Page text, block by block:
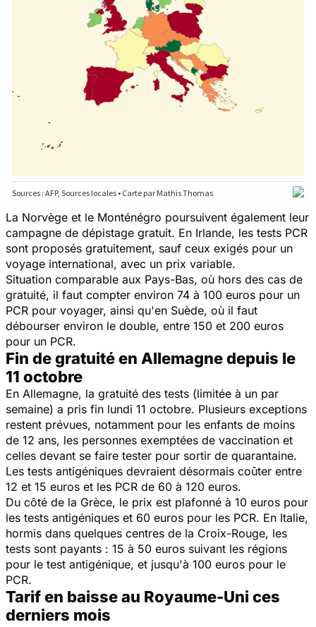
La Norvège et le Monténégro poursuivent également leur
campagne de dépistage gratuit. En Irlande, les tests PCR
sont proposés gratuitement, sauf ceux exigés pour un
voyage international, avec un prix variable.
Situation comparable aux Pays-Bas, où hors des cas de
gratuité, il faut compter environ 74 à 100 euros pour un
PCR pour voyager, ainsi qu'en Suède, où il faut
débourser environ le double, entre 150 et 200 euros
pour un PCR.
Fin de gratuité en Allemagne depuis le
11 octobre
En Allemagne, la gratuité des tests (limitée à un par
semaine) a pris fin lundi 11 octobre. Plusieurs exceptions
restent prévues, notamment pour les enfants de moins
de 12 ans, les personnes exemptées de vaccination et
celles devant se faire tester pour sortir de quarantaine.
Les tests antigéniques devraient désormais coûter entre
12 et 15 euros et les PCR de 60 à 120 euros.
Du côté de la Grèce, le prix est plafonné à 10 euros pour
les tests antigéniques et 60 euros pour les PCR. En Italie,
hormis dans quelques centres de la Croix-Rouge, les
tests sont payants : 15 à 50 euros suivant les régions
pour le test antigénique, et jusqu'à 100 euros pour le
PCR.
Tarif en baisse au Royaume-Uni ces
derniers mois